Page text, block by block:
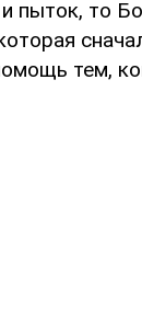
пыток, то
тем,